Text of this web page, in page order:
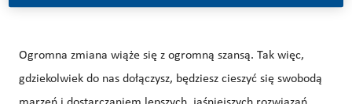
Ogromna zmiana wiąże się z ogromną szansą. Tak więc,
gdziekolwiek do nas dołączysz, będziesz cieszyć się swobodą